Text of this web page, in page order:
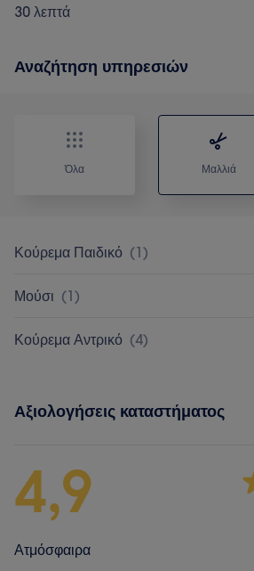
30 λεπτά
Αναζήτηση υπηρεσιών
Όλα Μαλλιά
Κούρεμα Παιδικό (1)
Μούσι (1)
Κούρεμα Αντρικό (4)
Αξιολογήσεις καταστήματος
4,9
Ατμόσφαιρα